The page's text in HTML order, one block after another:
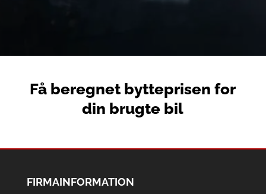
Få beregnet bytteprisen for
din brugte bil
FIRMAINFORMATION